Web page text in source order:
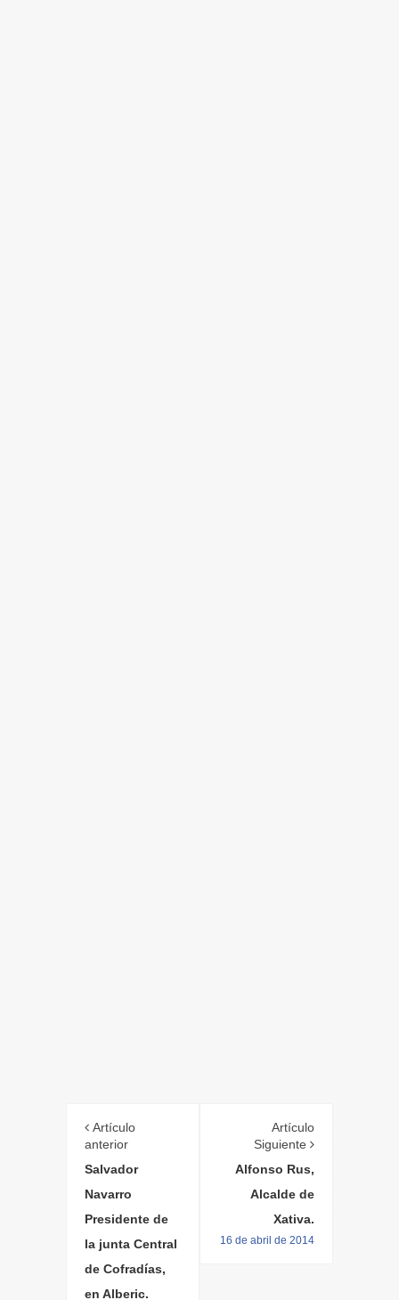
Artículo
anterior
Salvador
Navarro
Presidente de
la junta Central
de Cofradías,
en Alberic.
Artículo
Siguiente
Alfonso Rus,
Alcalde de
Xativa.
16 de abril de 2014